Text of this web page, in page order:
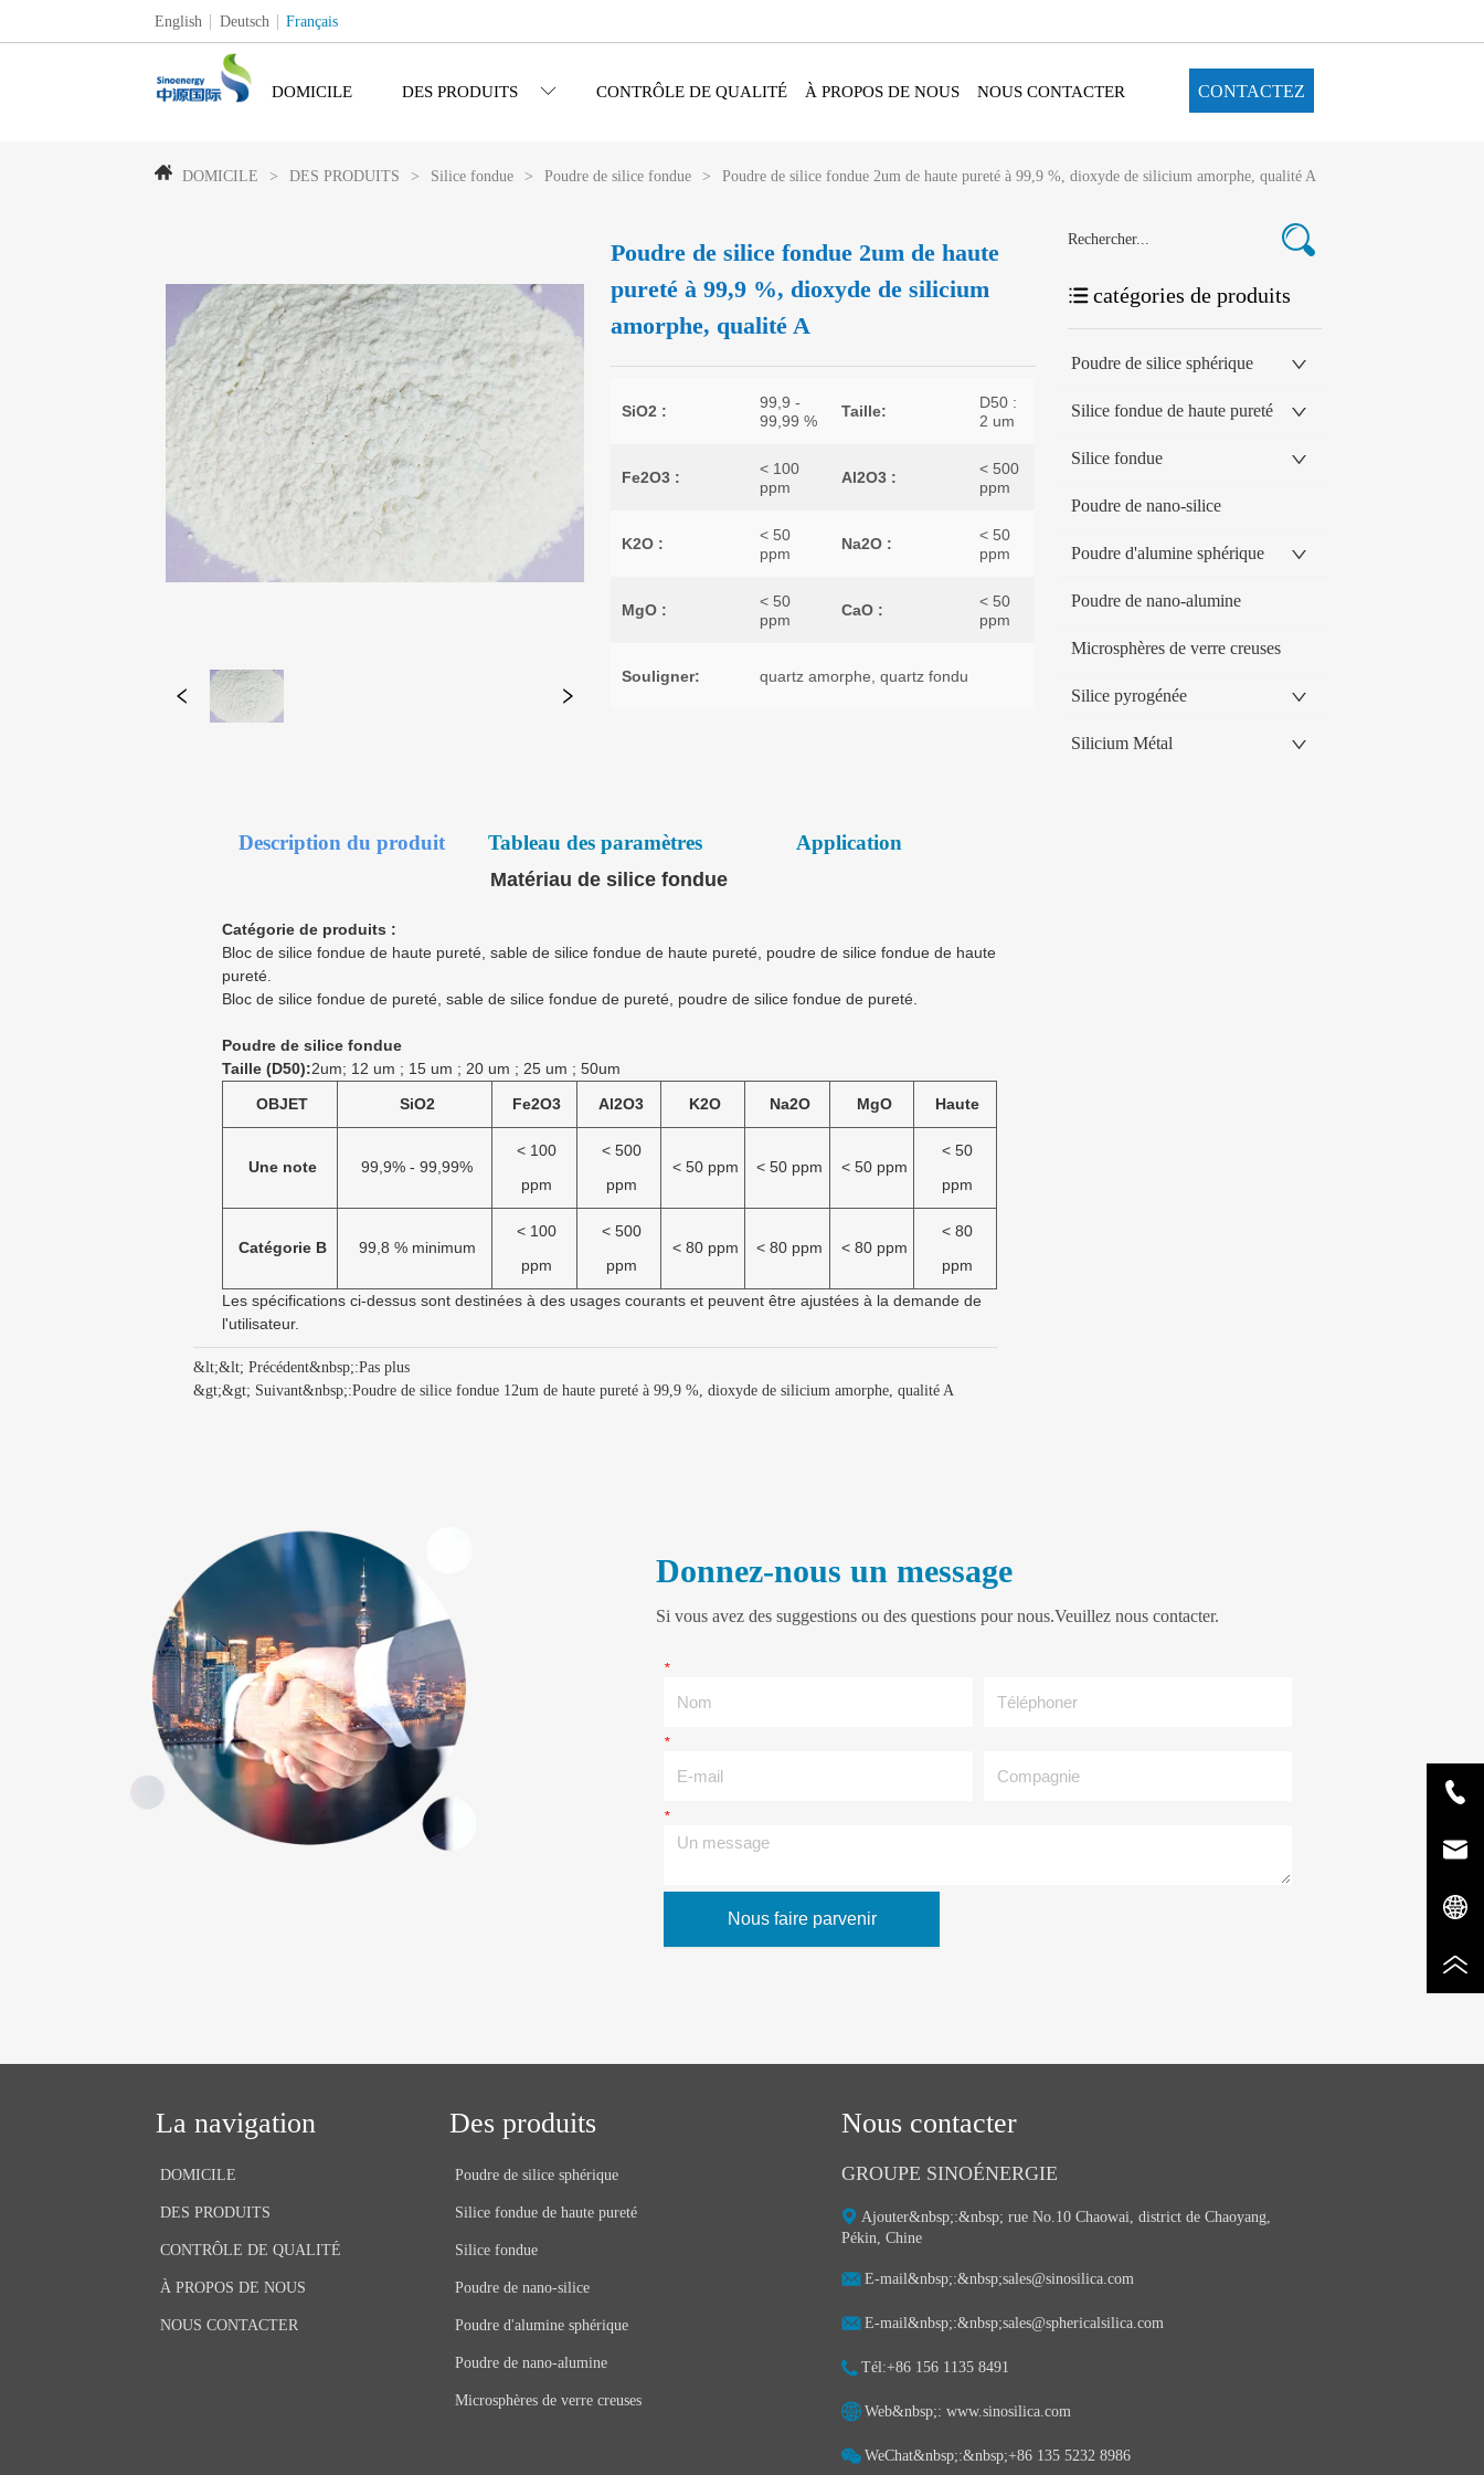
English Deutsch Français
DOMICILE DES PRODUITS CONTRÔLE DE QUALITÉ À PROPOS DE NOUS NOUS CONTACTER CONTACTEZ
DOMICILE > DES PRODUITS > Silice fondue > Poudre de silice fondue > Poudre de silice fondue 2um de haute pureté à 99,9 %, dioxyde de silicium amorphe, qualité A
Poudre de silice fondue 2um de haute
pureté à 99,9 %, dioxyde de silicium
amorphe, qualité A
Description du produit Tableau des paramètres Application
Matériau de silice fondue
Catégorie de produits :
Bloc de silice fondue de haute pureté, sable de silice fondue de haute pureté, poudre de silice fondue de haute
pureté.
Bloc de silice fondue de pureté, sable de silice fondue de pureté, poudre de silice fondue de pureté.
Poudre de silice fondue
Taille (D50):2um; 12 um ; 15 um ; 20 um ; 25 um ; 50um
OBJET
SiO2 Fe2O3 Al2O3 K2O Na2O MgO Haute
Une note 99,9% - 99,99%
< 100
ppm
< 500
ppm
< 50 ppm < 50 ppm < 50 ppm
< 50
ppm
Catégorie B 99,8 % minimum
< 100
ppm
< 500
ppm
< 80 ppm < 80 ppm < 80 ppm
< 80
ppm
Les spécifications ci-dessus sont destinées à des usages courants et peuvent être ajustées à la demande de
l'utilisateur.
&lt;&lt; Précédent&nbsp;:Pas plus
&gt;&gt; Suivant&nbsp;:Poudre de silice fondue 12um de haute pureté à 99,9 %, dioxyde de silicium amorphe, qualité A
catégories de produits
Poudre de silice sphérique
Silice fondue de haute pureté
Silice fondue
Poudre de nano-silice
Poudre d'alumine sphérique
Poudre de nano-alumine
Microsphères de verre creuses
Silice pyrogénée
Silicium Métal
Donnez-nous un message
Si vous avez des suggestions ou des questions pour nous.Veuillez nous contacter.
*Nom
*E-mail
*Un message
Nous faire parvenir
La navigation
DOMICILE
DES PRODUITS
CONTRÔLE DE QUALITÉ
À PROPOS DE NOUS
NOUS CONTACTER
Des produits
Poudre de silice sphérique
Silice fondue de haute pureté
Silice fondue
Poudre de nano-silice
Poudre d'alumine sphérique
Poudre de nano-alumine
Microsphères de verre creuses
Nous contacter
GROUPE SINOÉNERGIE
Ajouter&nbsp;:&nbsp;ㅤ rue No.10 Chaowai, district de Chaoyang,
Pékin, Chine
E-mail&nbsp;:&nbsp;ㅤsales@sinosilica.com
E-mail&nbsp;:&nbsp;ㅤsales@sphericalsilica.com
Tél:ㅤ+86 156 1135 8491
Web&nbsp;: ㅤwww.sinosilica.com
WeChat&nbsp;:&nbsp;+86 135 5232 8986